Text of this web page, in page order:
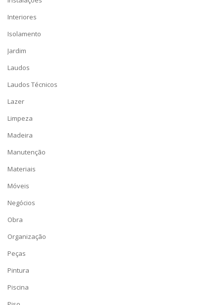
Interiores
Isolamento
Jardim
Laudos
Laudos Técnicos
Lazer
Limpeza
Madeira
Manutenção
Materiais
Móveis
Negócios
Obra
Organização
Peças
Pintura
Piscina